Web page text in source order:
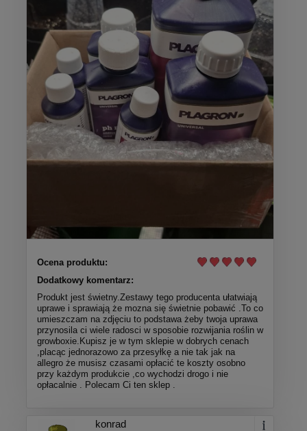
Ocena produktu:
Dodatkowy komentarz:
Produkt jest świetny.Zestawy tego producenta ułatwiają
uprawe i sprawiają że mozna się świetnie pobawić .To co
umieszczam na zdjęciu to podstawa żeby twoja uprawa
przynosila ci wiele radosci w sposobie rozwijania roślin w
growboxie.Kupisz je w tym sklepie w dobrych cenach
,placąc jednorazowo za przesyłkę a nie tak jak na
allegro że musisz czasami opłacić te koszty osobno
przy każdym produkcie ,co wychodzi drogo i nie
opłacalnie . Polecam Ci ten sklep .
konrad